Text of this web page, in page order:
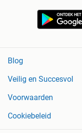
Blog
Veilig en Succesvol
Voorwaarden
Cookiebeleid